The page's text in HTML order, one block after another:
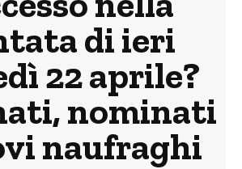
di ieri
22 aprile?
nominati
naufraghi